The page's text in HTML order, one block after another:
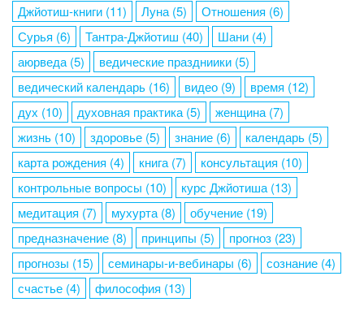
Джйотиш-книги (11) Луна (5) Отношения (6)
Сурья (6) Тантра-Джйотиш (40) Шани (4)
аюрведа (5) ведические праздниики (5)
ведический календарь (16) видео (9) время (12)
дух (10) духовная практика (5) женщина (7)
жизнь (10) здоровье (5) знание (6) календарь (5)
карта рождения (4) книга (7) консультация (10)
контрольные вопросы (10) курс Джйотиша (13)
медитация (7) мухурта (8) обучение (19)
предназначение (8) принципы (5) прогноз (23)
прогнозы (15) семинары-и-вебинары (6) сознание (4)
счастье (4) философия (13)